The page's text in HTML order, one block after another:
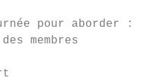
pour aborder :
membres